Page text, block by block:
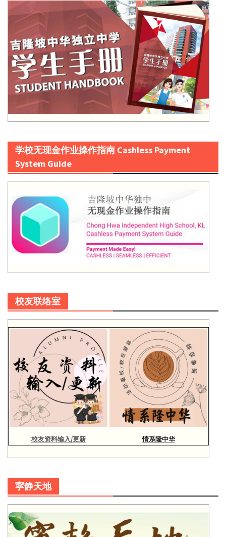
学校无现金作业操作指南 Cashless Payment
System Guide
校友联络室
校友资料输入/更新 情系隆中华
寜静天地